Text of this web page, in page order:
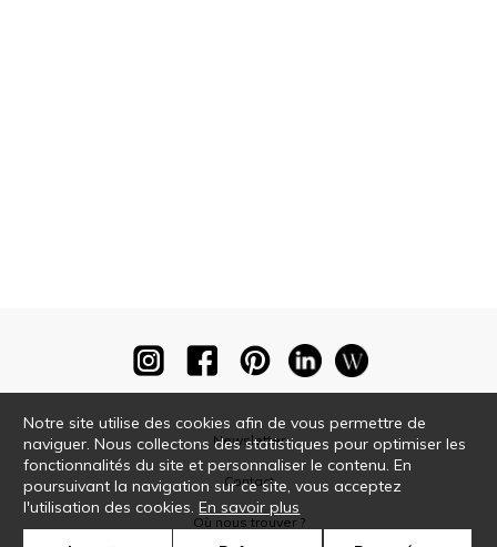
Newsletter
Contact
Où nous trouver ?
Notre site utilise des cookies afin de vous permettre de
naviguer. Nous collectons des statistiques pour optimiser les
fonctionnalités du site et personnaliser le contenu. En
poursuivant la navigation sur ce site, vous acceptez
l'utilisation des cookies.En savoir plus